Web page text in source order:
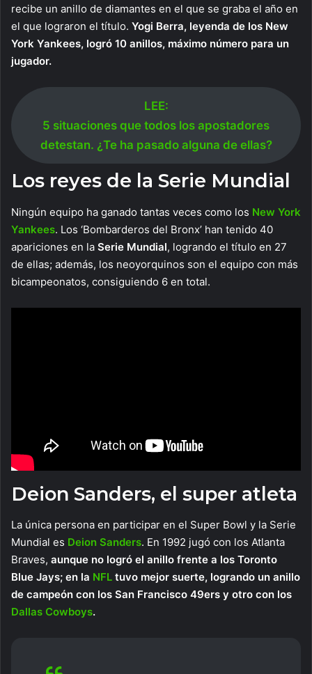
recibe un anillo de diamantes en el que se graba el año en
el que lograron el título. Yogi Berra, leyenda de los New
York Yankees, logró 10 anillos, máximo número para un
jugador.
LEE:
5 situaciones que todos los apostadores
detestan. ¿Te ha pasado alguna de ellas?
Los reyes de la Serie Mundial
Ningún equipo ha ganado tantas veces como los New York
Yankees. Los ‘Bombarderos del Bronx’ han tenido 40
apariciones en la Serie Mundial, logrando el título en 27
de ellas; además, los neoyorquinos son el equipo con más
bicampeonatos, consiguiendo 6 en total.
Deion Sanders, el super atleta
La única persona en participar en el Super Bowl y la Serie
Mundial es Deion Sanders. En 1992 jugó con los Atlanta
Braves, aunque no logró el anillo frente a los Toronto
Blue Jays; en la NFL tuvo mejor suerte, logrando un anillo
de campeón con los San Francisco 49ers y otro con los
Dallas Cowboys.